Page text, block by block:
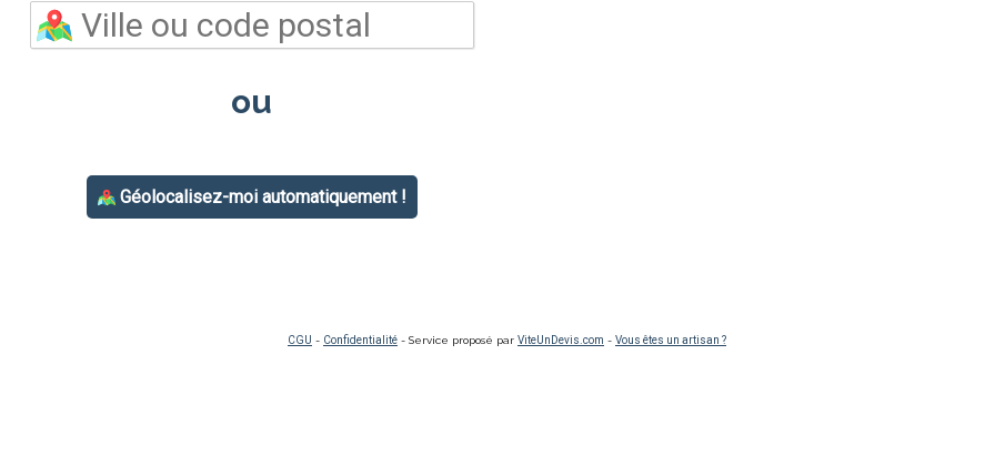
ou
Géolocalisez-moi automatiquement !
CGU - Confidentialité - Service proposé par ViteUnDevis.com - Vous êtes un artisan ?